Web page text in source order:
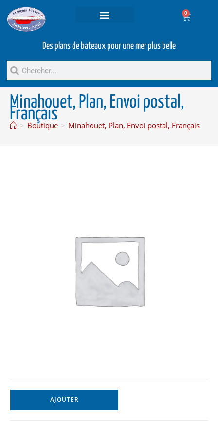
0
Des plans de bateaux pour une mer plus belle
Minahouet, Plan, Envoi postal,
Français
> Boutique > Minahouet, Plan, Envoi postal, Français
AJOUTER